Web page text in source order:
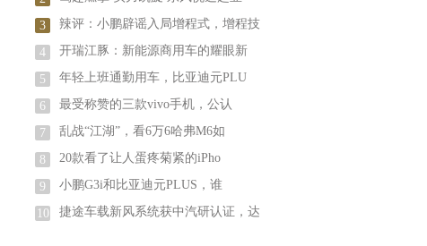
3 辣评：小鹏辟谣入局增程式，增程技
4 开瑞江豚：​新能源商用车的耀眼新
5 年轻上班通勤用车，比亚迪元PLU
6 最受称赞的三款vivo手机，公认
7 乱战“江湖”，看6万6哈弗M6如
8 20款看了让人蛋疼菊紧的iPho
9 小鹏G3i和比亚迪元PLUS，谁
10 捷途车载新风系统获中汽研认证，达